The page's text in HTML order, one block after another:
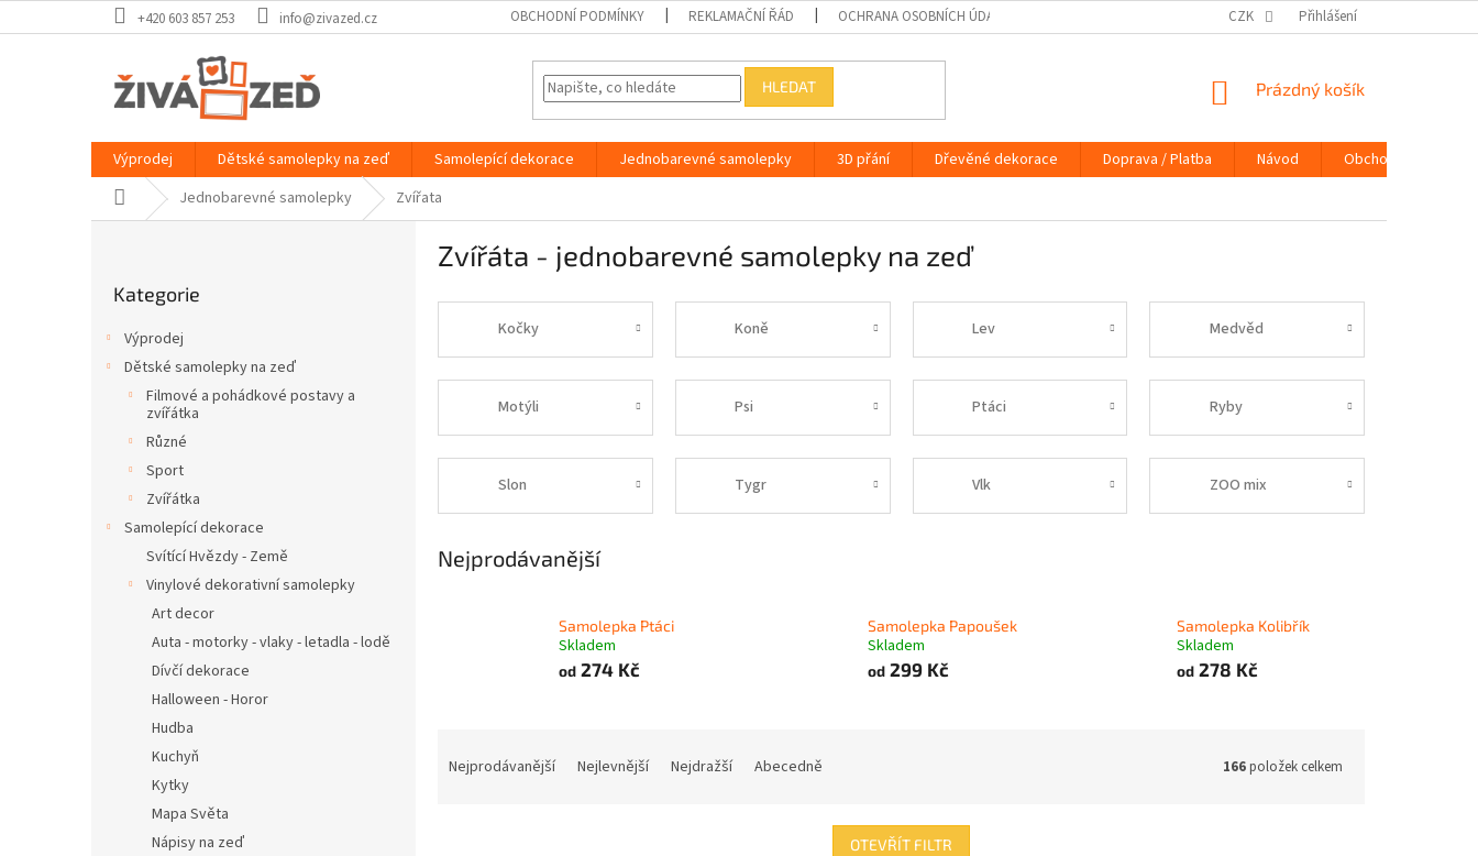
na
+420 603 857 253 info@zivazed.cz OBCHODNÍ PODMÍNKY REKLAMAČNÍ ŘÁD OCHRANA OSOBNÍCH ÚDAJŮ NÁVOD KONTAKTY
CZK Přihlášení
HLEDAT
NÁKUPNÍ
Prázdný košík
Výprodej Dětské samolepky na zeď Samolepící dekorace Jednobarevné samolepky 3D přání Dřevěné dekorace Doprava / Platba Návod
Obchodní podmínky
Domů Jednobarevné samolepky Zvířata
kategorie
Kategorie
Výprodej
Dětské samolepky na zeď
Filmové a pohádkové postavy a
zvířátka
Různé
Sport
Zvířátka
Samolepící dekorace
Svítící Hvězdy - Země
Vinylové dekorativní samolepky
Art decor
Auta - motorky - vlaky - letadla - lodě
Dívčí dekorace
Halloween - Horor
Hudba
Kuchyň
Kytky
Mapa Světa
Nápisy na zeď
Zvířáta - jednobarevné samolepky na zeď
Kočky Koně Lev Medvěd
Motýli Psi Ptáci Ryby
Slon Tygr Vlk ZOO mix
Nejprodávanější
Samolepka Ptáci
Skladem
od 274 Kč
Samolepka Papoušek
Skladem
od299 Kč
Samolepka Kolibřík
Skladem
od278 Kč
Nejprodávanější Nejlevnější Nejdražší Abecedně 166položek celkem
OTEVŘÍT FILTR